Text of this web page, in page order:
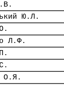
Ю.Л.
Л.Ф.
О.Я.